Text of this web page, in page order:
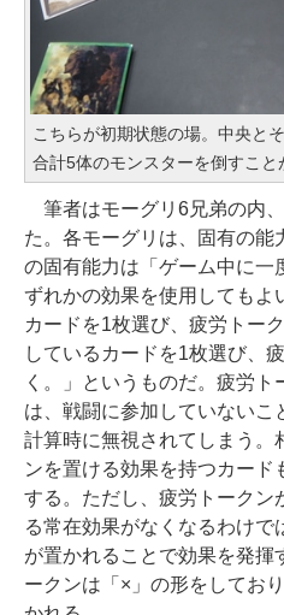
こちらが初期状態の場。中央と
合計5体のモンスターを倒すこと
筆者はモーグリ6兄弟の内
た。各モーグリは、固有の能
の固有能力は「ゲーム中に一
ずれかの効果を使用してもよ
カードを1枚選び、疲労トー
しているカードを1枚選び、
く。」というものだ。疲労ト
は、戦闘に参加していないこ
計算時に無視されてしまう。
ンを置ける効果を持つカード
する。ただし、疲労トークン
る常在効果がなくなるわけで
が置かれることで効果を発揮
ークンは「×」の形をしてお